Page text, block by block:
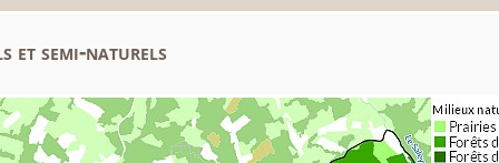
et semi-naturels